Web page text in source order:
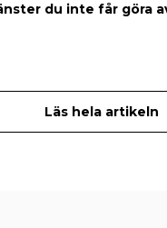
du inte får göra
Läs hela artikeln